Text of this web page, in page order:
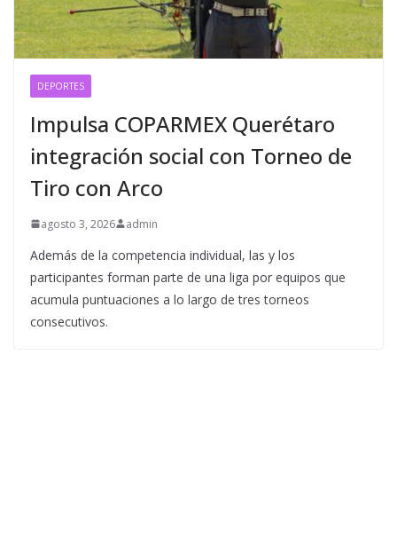
DEPORTES
Impulsa COPARMEX Querétaro
integración social con Torneo de
Tiro con Arco
agosto 3, 2026 admin
Además de la competencia individual, las y los
participantes forman parte de una liga por equipos que
acumula puntuaciones a lo largo de tres torneos
consecutivos.